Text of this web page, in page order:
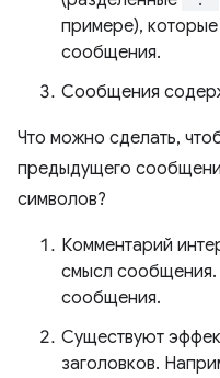
примере),
сообщения.
Сообщения
Что можно сделать,
предыдущего
символов?
Комментарий
смысл сообщения.
сообщения.
Существуют
заголовков.